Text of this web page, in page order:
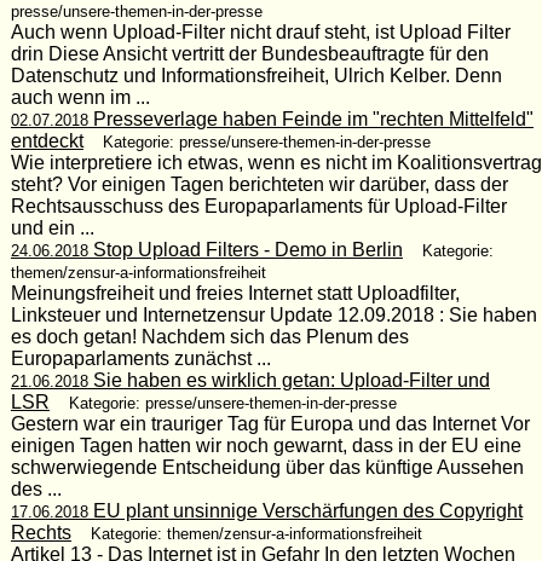
presse/unsere-themen-in-der-presse
Auch wenn Upload-Filter nicht drauf steht, ist Upload Filter
drin Diese Ansicht vertritt der Bundesbeauftragte für den
Datenschutz und Informationsfreiheit, Ulrich Kelber. Denn
auch wenn im ...
02.07.2018Presseverlage haben Feinde im "rechten Mittelfeld"
entdeckt
Kategorie: presse/unsere-themen-in-der-presse
Wie interpretiere ich etwas, wenn es nicht im Koalitionsvertrag
steht? Vor einigen Tagen berichteten wir darüber, dass der
Rechtsausschuss des Europaparlaments für Upload-Filter
und ein ...
24.06.2018Stop Upload Filters - Demo in Berlin
Kategorie:
themen/zensur-a-informationsfreiheit
Meinungsfreiheit und freies Internet statt Uploadfilter,
Linksteuer und Internetzensur Update 12.09.2018 : Sie haben
es doch getan! Nachdem sich das Plenum des
Europaparlaments zunächst ...
21.06.2018Sie haben es wirklich getan: Upload-Filter und
LSR
Kategorie: presse/unsere-themen-in-der-presse
Gestern war ein trauriger Tag für Europa und das Internet Vor
einigen Tagen hatten wir noch gewarnt, dass in der EU eine
schwerwiegende Entscheidung über das künftige Aussehen
des ...
17.06.2018EU plant unsinnige Verschärfungen des Copyright
Rechts
Kategorie: themen/zensur-a-informationsfreiheit
Artikel 13 - Das Internet ist in Gefahr In den letzten Wochen